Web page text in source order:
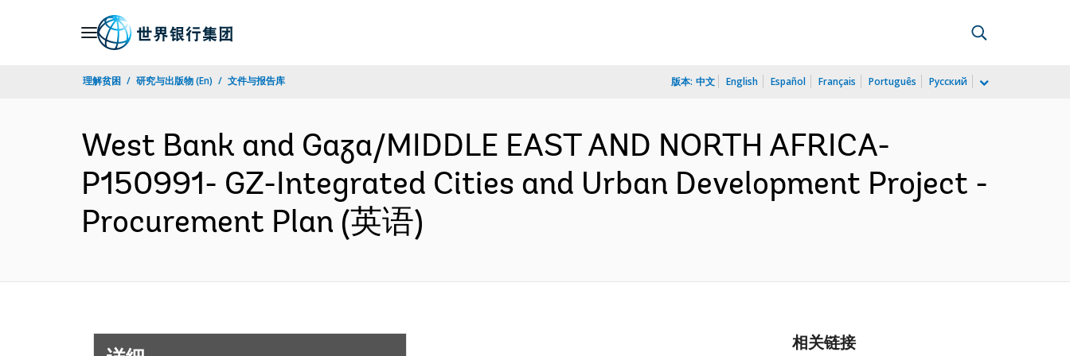
理解贫困 研究与出版物 (En) 文件与报告库 版本: 中文 English Español Français Português Русский
West Bank and Gaza/MIDDLE EAST AND NORTH AFRICA-
P150991- GZ-Integrated Cities and Urban Development Project -
Procurement Plan (英语)
相关链接